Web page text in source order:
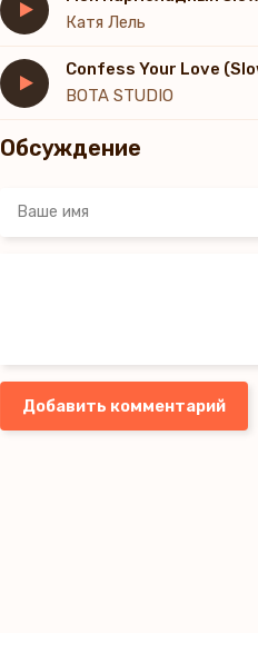
Катя Лель
Confess Your Love
BOTA STUDIO
Обсуждение
Добавить комментарий